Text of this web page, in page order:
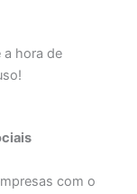
a hora de
com o